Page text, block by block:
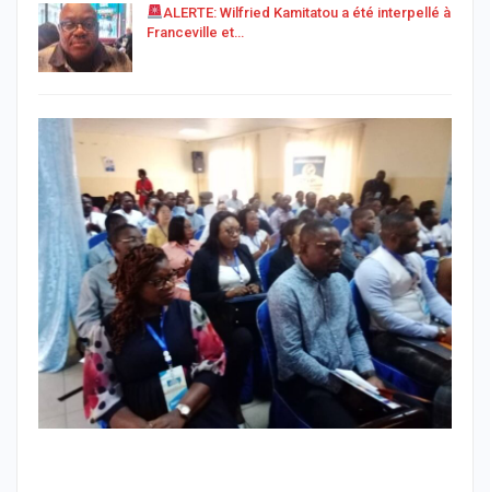
ALERTE: Wilfried Kamitatou a été interpellé à
Franceville et…